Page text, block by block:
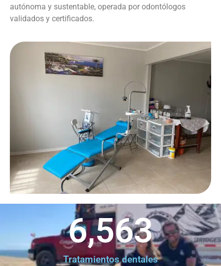
autónoma y sustentable, operada por odontólogos
validados y certificados.
Tratamientos dentales
6,563